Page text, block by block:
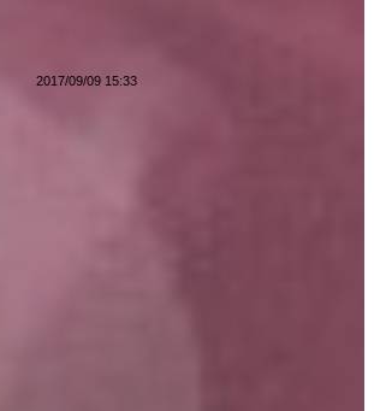
2017/09/09 15:33